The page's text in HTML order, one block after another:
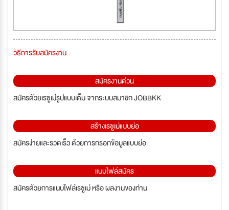
วิธีการรับสมัครงาน
สมัครงานด่วน
สมัครด้วยเรซูเม่รูปแบบเต็ม จากระบบสมาชิก JOBBKK
สร้างเรซูเม่แบบย่อ
สมัครง่ายและรวดเร็ว ด้วยการกรอกข้อมูลแบบย่อ
แนบไฟล์สมัคร
สมัครด้วยการแนบไฟล์เรซูเม่ หรือ ผลงานของท่าน